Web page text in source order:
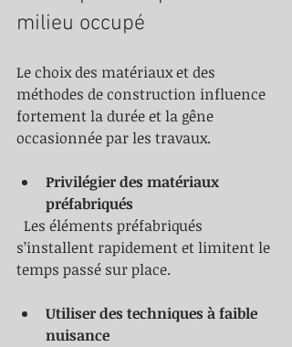
milieu occupé
Le choix des matériaux et des
méthodes de construction influence
fortement la durée et la gêne
occasionnée par les travaux.
Privilégier des matériaux
préfabriqués
s’installent rapidement et limitent le
temps passé sur place.
Utiliser des techniques à faible
nuisance